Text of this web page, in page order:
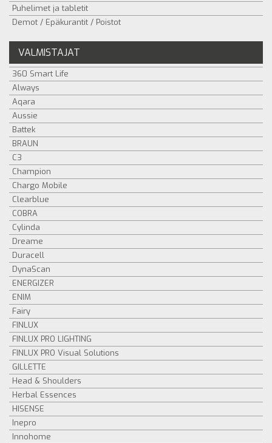
Puhelimet ja tabletit
Demot / Epäkurantit / Poistot
VALMISTAJAT
360 Smart Life
Always
Aqara
Aussie
Battek
BRAUN
C3
Champion
Chargo Mobile
Clearblue
COBRA
Cylinda
Dreame
Duracell
DynaScan
ENERGIZER
ENIM
Fairy
FINLUX
FINLUX PRO LIGHTING
FINLUX PRO Visual Solutions
GILLETTE
Head & Shoulders
Herbal Essences
HISENSE
Inepro
Innohome